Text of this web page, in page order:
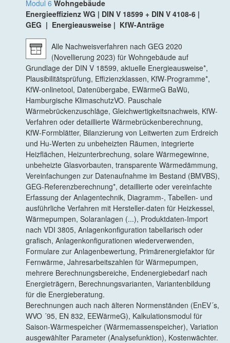
Modul 6 Wohngebäude
Energieeffizienz WG | DIN V 18599 + DIN V 4108-6 |
GEG | Energieausweise | KfW-Anträge
Alle Nachweisverfahren nach GEG 2020
(Novellierung 2023) für Wohngebäude auf
Grundlage der DIN V 18599, aktuelle Energieausweise*,
Plausibilitätsprüfung, Effizienzklassen, KfW-Programme*,
KfW-onlinetool, Datenübergabe, EWärmeG BaWü,
Hamburgische KlimaschutzVO. Pauschale
Wärmebrückenzuschläge, Gleichwertigkeitsnachweis, KfW-
Verfahren oder detaillierte Wärmebrückenberechnung,
KfW-Formblätter, Bilanzierung von Leitwerten zum Erdreich
und Hu-Werten zu unbeheizten Räumen, integrierte
Heizflächen, Heizunterbrechung, solare Wärmegewinne,
unbeheizte Glasvorbauten, transparente Wärmedämmung,
Vereinfachungen zur Datenaufnahme im Bestand (BMVBS),
GEG-Referenzberechnung*, detaillierte oder vereinfachte
Erfassung der Anlagentechnik, Diagramm-, Tabellen- und
ausführliche Verfahren mit Hersteller-daten für Heizkessel,
Wärmepumpen, Solaranlagen (...), Produktdaten-Import
nach VDI 3805, Anlagenkonfiguration tabellarisch oder
grafisch, Anlagenkonfigurationen wiederverwenden,
Formulare zur Anlagenbewertung, Primärenergiefaktor für
Fernwärme, Jahresarbeitszahlen für Wärmepumpen,
mehrere Berechnungsbereiche, Endenergiebedarf nach
Energieträgern, Berechnungsvarianten, Variantenbildung
für die Energieberatung.
Berechnungen auch nach älteren Normenständen (EnEV´s,
WVO ´95, EN 832, EEWärmeG), Kalkulationsmodul für
Saison-Wärmespeicher (Wärmemassenspeicher), Variation
ausgewählter Parameter (Analysefunktion), Kostenwächter.